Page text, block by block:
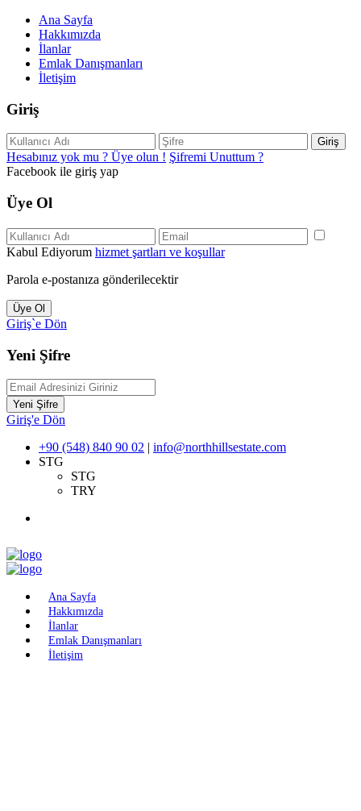
Ana Sayfa
Hakkımızda
İlanlar
Emlak Danışmanları
İletişim
Giriş
Giriş
Hesabınız yok mu ? Üye olun ! Şifremi Unuttum ?
Facebook ile giriş yap
Üye Ol
Kabul Ediyorum hizmet şartları ve koşullar
Parola e-postanıza gönderilecektir
Üye Ol
Giriş`e Dön
Yeni Şifre
Yeni Şifre
Giriş'e Dön
+90 (548) 840 90 02 | info@northhillsestate.com
STG
STG
TRY
Ana Sayfa
Hakkımızda
İlanlar
Emlak Danışmanları
İletişim